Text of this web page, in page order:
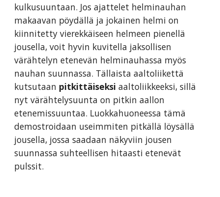
kulkusuuntaan. Jos ajattelet helminauhan
makaavan pöydällä ja jokainen helmi on
kiinnitetty vierekkäiseen helmeen pienellä
jousella, voit hyvin kuvitella jaksollisen
värähtelyn etenevän helminauhassa myös
nauhan suunnassa. Tällaista aaltoliikettä
kutsutaan pitkittäiseksiaaltoliikkeeksi, sillä
nyt värähtelysuunta on pitkin aallon
etenemissuuntaa. Luokkahuoneessa tämä
demostroidaan useimmiten pitkällä löysällä
jousella, jossa saadaan näkyviin jousen
suunnassa suhteellisen hitaasti etenevät
pulssit.